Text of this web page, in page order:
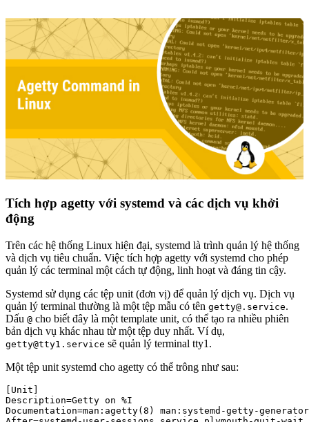
Tích hợp agetty với systemd và các dịch vụ khởi
động
Trên các hệ thống Linux hiện đại, systemd là trình quản lý hệ thống
và dịch vụ tiêu chuẩn. Việc tích hợp agetty với systemd cho phép
quản lý các terminal một cách tự động, linh hoạt và đáng tin cậy.
Systemd sử dụng các tệp unit (đơn vị) để quản lý dịch vụ. Dịch vụ
quản lý terminal thường là một tệp mẫu có tên getty@.service.
Dấu @ cho biết đây là một template unit, có thể tạo ra nhiều phiên
bản dịch vụ khác nhau từ một tệp duy nhất. Ví dụ,
getty@tty1.service sẽ quản lý terminal tty1.
Một tệp unit systemd cho agetty có thể trông như sau:
[Unit]
Description=Getty on %I
Documentation=man:agetty(8) man:systemd-getty-